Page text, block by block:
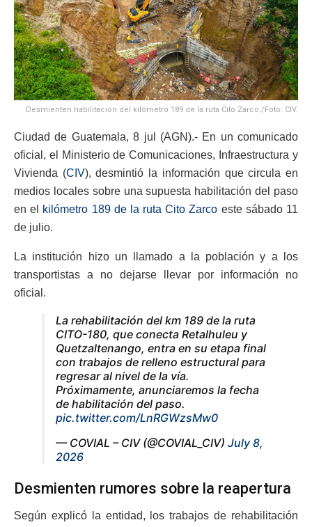
Desmienten habilitación del kilómetro 189 de la ruta Cito Zarco./Foto: CIV.
Ciudad de Guatemala, 8 jul (AGN).- En un comunicado
oficial, el Ministerio de Comunicaciones, Infraestructura y
Vivienda (CIV), desmintió la información que circula en
medios locales sobre una supuesta habilitación del paso
en el kilómetro 189 de la ruta Cito Zarco este sábado 11
de julio.
La institución hizo un llamado a la población y a los
transportistas a no dejarse llevar por información no
oficial.
La rehabilitación del km 189 de la ruta
CITO-180, que conecta Retalhuleu y
Quetzaltenango, entra en su etapa final
con trabajos de relleno estructural para
regresar al nivel de la vía.
Próximamente, anunciaremos la fecha
de habilitación del paso.
pic.twitter.com/LnRGWzsMw0
— COVIAL – CIV (@COVIAL_CIV) July 8,
2026
Desmienten rumores sobre la reapertura
Según explicó la entidad, los trabajos de rehabilitación